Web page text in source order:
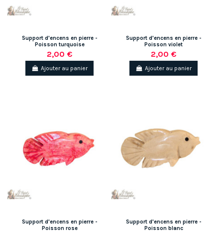
(1 avis)
Support d'encens en pierre -
Poisson turquoise
2,00 €
Ajouter au panier
Support d'encens en pierre -
Poisson violet
2,00 €
Ajouter au panier
Support d'encens en pierre -
Poisson rose
Support d'encens en pierre -
Poisson blanc